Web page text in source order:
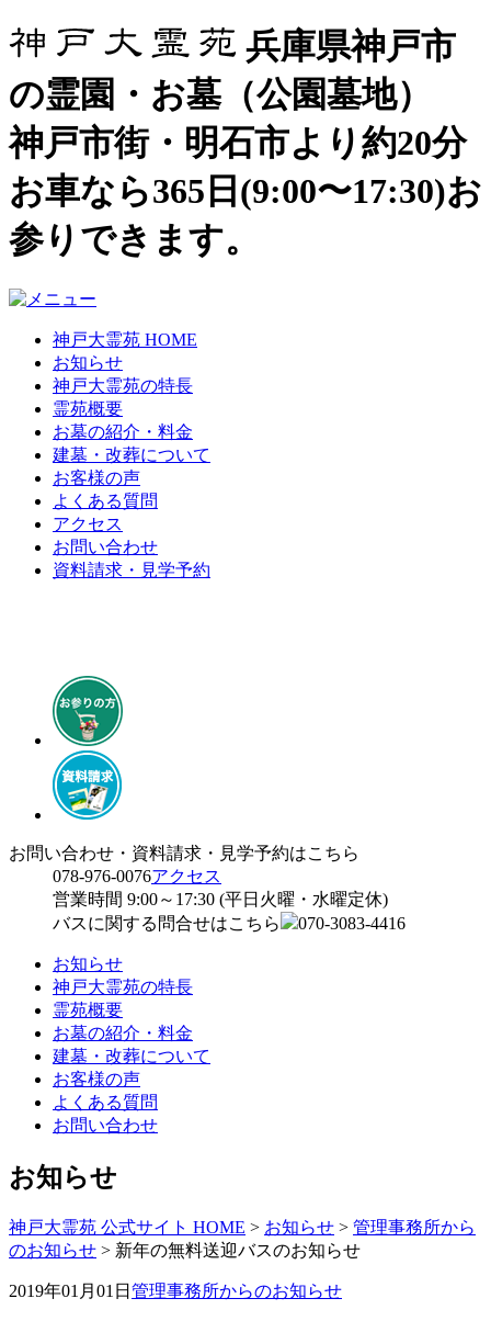
兵庫県神戸市
の霊園・お墓（公園墓地）
神戸市街・明石市より約20分
お車なら365日(9:00〜17:30)お
参りできます。
神戸大霊苑 HOME
お知らせ
神戸大霊苑の特長
霊苑概要
お墓の紹介・料金
建墓・改葬について
お客様の声
よくある質問
アクセス
お問い合わせ
資料請求・見学予約
お問い合わせ・資料請求・見学予約はこちら
078-976-0076アクセス
営業時間 9:00～17:30 (平日火曜・水曜定休)
バスに関する問合せはこちら
070-3083-4416
お知らせ
神戸大霊苑の特長
霊苑概要
お墓の紹介・料金
建墓・改葬について
お客様の声
よくある質問
お問い合わせ
お知らせ
神戸大霊苑 公式サイト HOME > お知らせ > 管理事務所から
のお知らせ > 新年の無料送迎バスのお知らせ
2019年01月01日 管理事務所からのお知らせ